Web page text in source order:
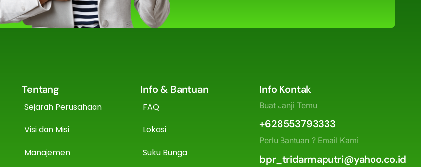
Tentang
Sejarah Perusahaan
Visi dan Misi
Manajemen
Info & Bantuan
FAQ
Lokasi
Suku Bunga
Info Kontak
Buat Janji Temu
+628553793333
Perlu Bantuan ? Email Kami
bpr_tridarmaputri@yahoo.co.id